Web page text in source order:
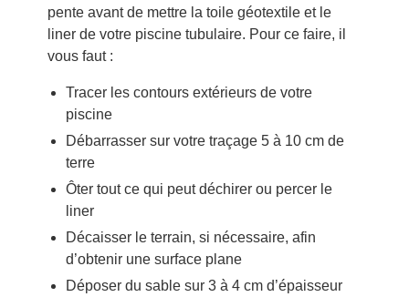
pente avant de mettre la toile géotextile et le
liner de votre piscine tubulaire. Pour ce faire, il
vous faut :
Tracer les contours extérieurs de votre
piscine
Débarrasser sur votre traçage 5 à 10 cm de
terre
Ôter tout ce qui peut déchirer ou percer le
liner
Décaisser le terrain, si nécessaire, afin
d’obtenir une surface plane
Déposer du sable sur 3 à 4 cm d’épaisseur